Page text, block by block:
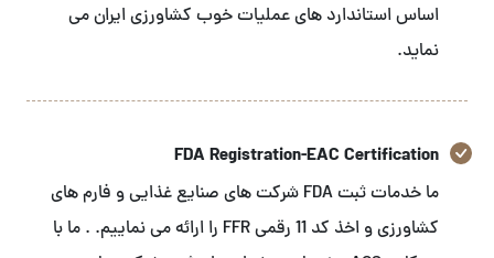
اساس استاندارد های عملیات خوب کشاورزی ایران می
نماید.
FDA Registration-EAC Certification
ما خدمات ثبت FDA شرکت های صنایع غذایی و فارم های
کشاورزی و اخذ کد 11 رقمی FFR را ارائه می نماییم. . ما با